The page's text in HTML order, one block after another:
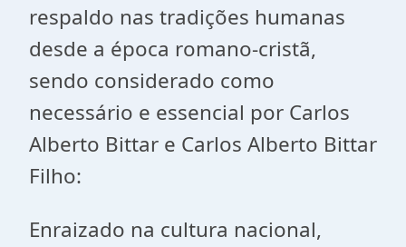
respaldo nas tradições humanas
desde a época romano-cristã,
sendo considerado como
necessário e essencial por Carlos
Alberto Bittar e Carlos Alberto Bittar
Filho:
Enraizado na cultura nacional,